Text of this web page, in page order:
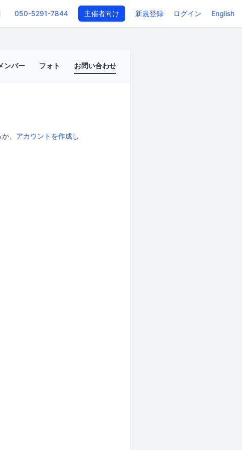
050-5291-7844 主催者向け 新規登録 ログイン English
ンバー フォト お問い合わせ
か、 アカウントを作成し